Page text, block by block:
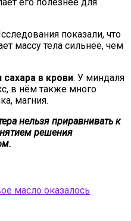
показали, что
массу тела сильнее, чем
в крови. У миндаля
в нём также много
магния.
нельзя приравнивать к
решения
масло оказалось